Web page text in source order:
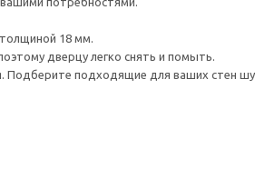
18 мм.
дверцу легко снять и помыть.
подходящие для ваших стен